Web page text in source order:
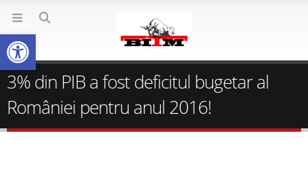
3% din PIB a fost deficitul bugetar al
României pentru anul 2016!
Deschide bara de unelte